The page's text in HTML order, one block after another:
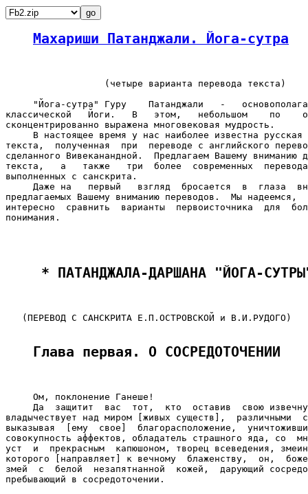
Махариши Патанджали. Йога-сутра
                  (четыре варианта перевода текста)
"Йога-сутра" Гуру    Патанджали   -
классической   Йоги.   В   этом,   небольшом    по
сконцентрированно выражена многовековая мудрость.
В настоящее время у нас наиболее известна русская
текста,  полученная  при  переводе с английского
сделанного Вивеканандной.  Предлагаем Вашему вниманию
текста,   а   также   три  более  современных
выполненных с санскрита.
Даже на   первый   взгляд  бросается  в  глаза
предлагаемых Вашему вниманию переводов.  Мы
интересно  сравнить  варианты  первоисточника  для
понимания.
* ПАТАНДЖАЛА-ДАРШАНА "ЙОГА-
   (ПЕРЕВОД С САНСКРИТА Е.П.ОСТРОВСКОЙ и В.И.РУДОГО)
Глава первая. О СОСРЕДОТОЧЕНИИ
     Ом, поклонение Ганеше!
Да  защитит  вас  тот,  кто  оставив  свою
владычествует над миром [живых существ],  различными
выказывая  [ему  свое]  благорасположение,
совокупность аффектов, обладатель страшного яда, со
уст  и  прекрасным  капюшоном, творец всеведения,
которого [направляет] к вечному  блаженству,  он,
змей  с  белой  незапятнанной  кожей,  дарующий
пребывающий в сосредоточении.